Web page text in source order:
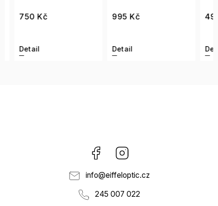
750 Kč
Detail
995 Kč
Detail
490
Facebook
info@eiffeloptic.cz
245 007 022